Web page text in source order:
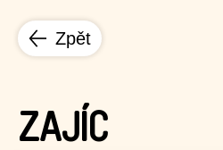
Zpět
ZAJÍC